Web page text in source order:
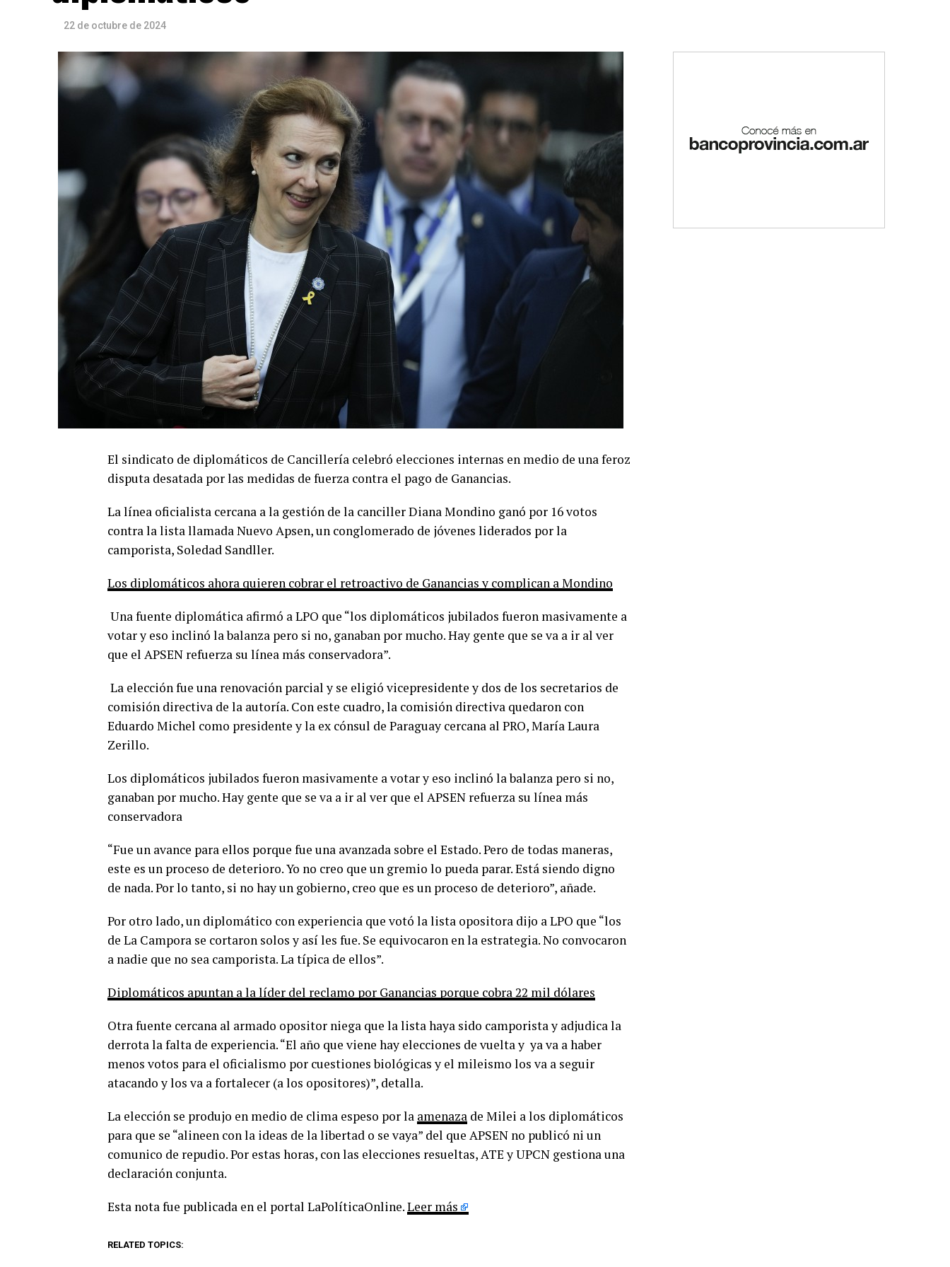
22 de octubre de 2024
El sindicato de diplomáticos de Cancillería celebró elecciones internas en medio de una feroz
disputa desatada por las medidas de fuerza contra el pago de Ganancias.
La línea oficialista cercana a la gestión de la canciller Diana Mondino ganó por 16 votos
contra la lista llamada Nuevo Apsen, un conglomerado de jóvenes liderados por la
camporista, Soledad Sandller.
Los diplomáticos ahora quieren cobrar el retroactivo de Ganancias y complican a Mondino
Una fuente diplomática afirmó a LPO que “los diplomáticos jubilados fueron masivamente a
votar y eso inclinó la balanza pero si no, ganaban por mucho. Hay gente que se va a ir al ver
que el APSEN refuerza su línea más conservadora”.
La elección fue una renovación parcial y se eligió vicepresidente y dos de los secretarios de
comisión directiva de la autoría. Con este cuadro, la comisión directiva quedaron con
Eduardo Michel como presidente y la ex cónsul de Paraguay cercana al PRO, María Laura
Zerillo.
Los diplomáticos jubilados fueron masivamente a votar y eso inclinó la balanza pero si no,
ganaban por mucho. Hay gente que se va a ir al ver que el APSEN refuerza su línea más
conservadora
“Fue un avance para ellos porque fue una avanzada sobre el Estado. Pero de todas maneras,
este es un proceso de deterioro. Yo no creo que un gremio lo pueda parar. Está siendo digno
de nada. Por lo tanto, si no hay un gobierno, creo que es un proceso de deterioro”, añade.
Por otro lado, un diplomático con experiencia que votó la lista opositora dijo a LPO que “los
de La Campora se cortaron solos y así les fue. Se equivocaron en la estrategia. No convocaron
a nadie que no sea camporista. La típica de ellos”.
Diplomáticos apuntan a la líder del reclamo por Ganancias porque cobra 22 mil dólares
Otra fuente cercana al armado opositor niega que la lista haya sido camporista y adjudica la
derrota la falta de experiencia. “El año que viene hay elecciones de vuelta y ya va a haber
menos votos para el oficialismo por cuestiones biológicas y el mileismo los va a seguir
atacando y los va a fortalecer (a los opositores)”, detalla.
La elección se produjo en medio de clima espeso por la amenaza de Milei a los diplomáticos
para que se “alineen con la ideas de la libertad o se vaya” del que APSEN no publicó ni un
comunico de repudio. Por estas horas, con las elecciones resueltas, ATE y UPCN gestiona una
declaración conjunta.
Esta nota fue publicada en el portal LaPolíticaOnline.Leer más
RELATED TOPICS: